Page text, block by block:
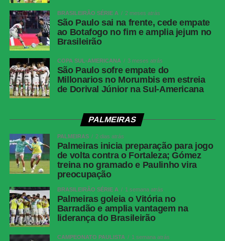
BRASILEIRÃO SÉRIE A 2 meses atrás
São Paulo sai na frente, cede empate
ao Botafogo no fim e amplia jejum no
Brasileirão
COPA SUL-AMERICANA 3 meses atrás
São Paulo sofre empate do
Millonarios no Morumbis em estreia
de Dorival Júnior na Sul-Americana
PALMEIRAS
PALMEIRAS 2 dias atrás
Palmeiras inicia preparação para jogo
de volta contra o Fortaleza; Gómez
treina no gramado e Paulinho vira
preocupação
BRASILEIRÃO SÉRIE A 1 semana atrás
Palmeiras goleia o Vitória no
Barradão e amplia vantagem na
liderança do Brasileirão
CAMPEONATO PAULISTA 1 semana atrás